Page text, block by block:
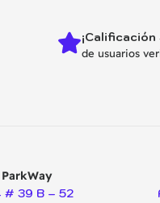
¡Calificación
de usuarios
# 39 B – 52